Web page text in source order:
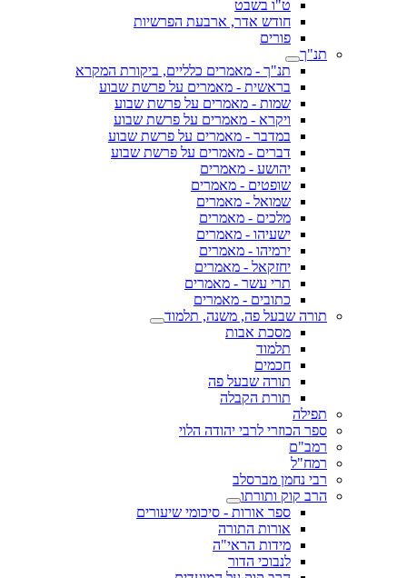
ט"ו בשבט
חודש אדר, ארבעת הפרשיות
פורים
תנ"ך
תנ"ך - מאמרים כלליים, ביקורת המקרא
בראשית - מאמרים על פרשת שבוע
שמות - מאמרים על פרשת שבוע
ויקרא - מאמרים על פרשת שבוע
במדבר - מאמרים על פרשת שבוע
דברים - מאמרים על פרשת שבוע
יהושע - מאמרים
שופטים - מאמרים
שמואל - מאמרים
מלכים - מאמרים
ישעיהו - מאמרים
ירמיהו - מאמרים
יחזקאל - מאמרים
תרי עשר - מאמרים
כתובים - מאמרים
תורה שבעל פה, משנה, תלמוד
מסכת אבות
תלמוד
חכמים
תורה שבעל פה
תורת הקבלה
תפילה
ספר הכוזרי לרבי יהודה הלוי
רמב"ם
רמח"ל
רבי נחמן מברסלב
הרב קוק ותורתו
ספר אורות - סיכומי שיעורים
אורות התורה
מידות הראי"ה
לנבוכי הדור